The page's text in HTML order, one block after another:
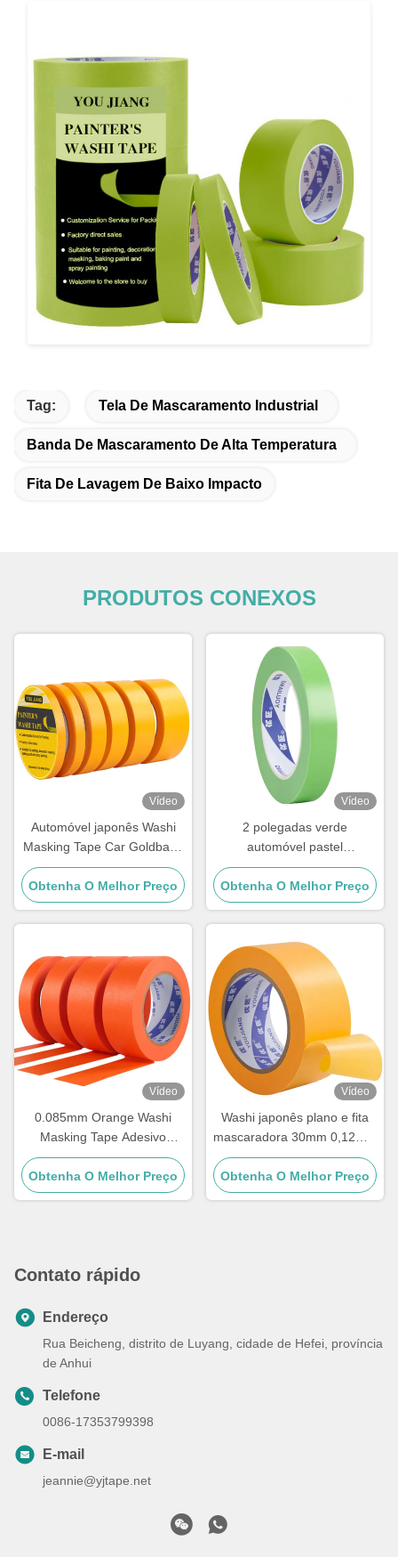
Tag: Tela De Mascaramento Industrial
Banda De Mascaramento De Alta Temperatura
Fita De Lavagem De Baixo Impacto
PRODUTOS CONEXOS
Vídeo
Automóvel japonês Washi
Masking Tape Car Goldband
Rice Paper Tape 100mic
Obtenha O Melhor Preço
Vídeo
2 polegadas verde
automóvel pastel
mascaramento Washi papel
fita de decoração borracha
acrílica
Obtenha O Melhor Preço
Vídeo
0.085mm Orange Washi
Masking Tape Adesivo
Acrílico Para Pintura de
Carro Barco
Obtenha O Melhor Preço
Vídeo
Washi japonês plano e fita
mascaradora 30mm 0,12mm
150 graus de temperatura
alta
Obtenha O Melhor Preço
Contato rápido
Endereço
Rua Beicheng, distrito de Luyang, cidade de Hefei, província
de Anhui
Telefone
0086-17353799398
E-mail
jeannie@yjtape.net